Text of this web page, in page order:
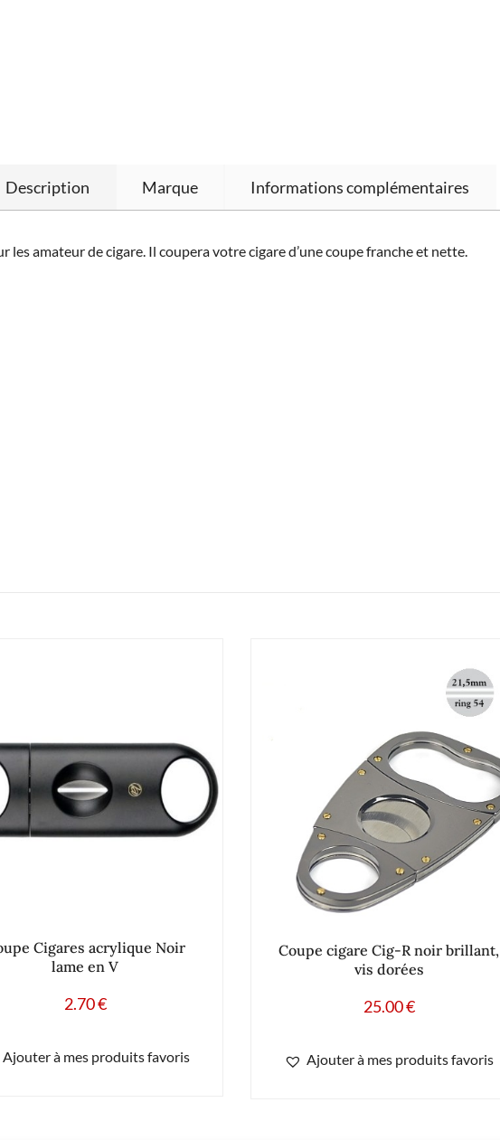
Description Marque Informations complémentaires
les amateur de cigare. Il coupera votre cigare d’une coupe franche et nette.
Cigares acrylique Noir
lame en V
2.70€
Ajouter à mes produits favoris
Coupe cigare Cig-R noir brillant,
vis dorées
25.00€
Ajouter à mes produits favoris